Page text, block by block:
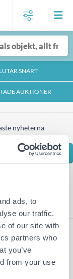
ads, to
our traffic.
of our site with
partners who
you’ve
from your use
SNART
AUKTIONER
nyheterna
Prenumerera